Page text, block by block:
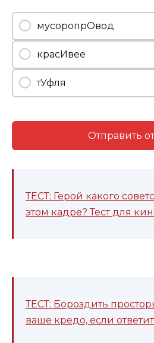
мусоропрОвод
красИвее
тУфля
Отправить
ТЕСТ: Герой какого
этом кадре? Тест для
ТЕСТ: Бороздить
ваше кредо, если